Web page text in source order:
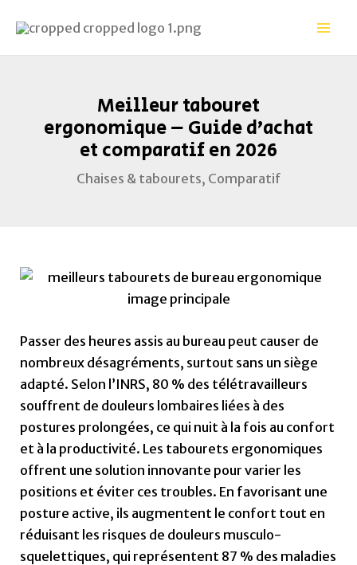
contenu
Meilleur tabouret
ergonomique – Guide d’achat
et comparatif en 2026
Chaises & tabourets, Comparatif
Passer des heures assis au bureau peut causer de
nombreux désagréments, surtout sans un siège
adapté. Selon l’INRS, 80 % des télétravailleurs
souffrent de douleurs lombaires liées à des
postures prolongées, ce qui nuit à la fois au confort
et à la productivité. Les tabourets ergonomiques
offrent une solution innovante pour varier les
positions et éviter ces troubles. En favorisant une
posture active, ils augmentent le confort tout en
réduisant les risques de douleurs musculo-
squelettiques, qui représentent 87 % des maladies
des
articles